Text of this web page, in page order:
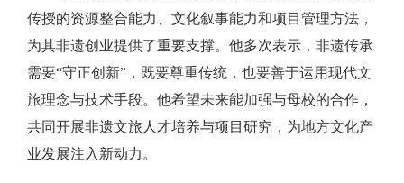
传授的资源整合能力、文化叙事能力和项目管理方法，
为其非遗创业提供了重要支撑。他多次表示，非遗传承
需要“守正创新”，既要尊重传统，也要善于运用现代文
旅理念与技术手段。他希望未来能加强与母校的合作，
共同开展非遗文旅人才培养与项目研究，为地方文化产
业发展注入新动力。